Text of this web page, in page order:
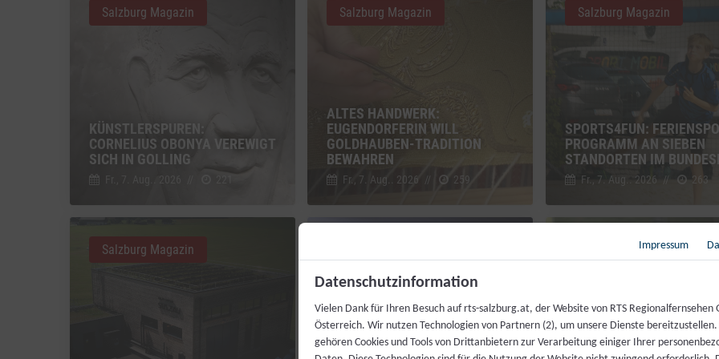
KÜNSTLERSPUREN:
CORNELIUS OBONYA VEREWIGT
SICH IN GOLLING
Salzburg Magazin
ALTES HANDWERK:
EUGENDORFERIN WILL
GOLDHAUBEN-TRADITION
BEWAHREN
Fr., 7. Aug.. 2026 // 259
Salzburg Magazin
SPORTS4FUN:
PROGRAMM AN SIEBEN
STANDORTEN IM
Fr., 7. Aug.. 2026 // 263
Salzburg Magazin
Salzburg Magazin Salzburg Magazin
Impressum
Datenschutzinformation
Vielen Dank für Ihren Besuch auf rts-salzburg.at, der Website von RTS Regionalfernsehen
Österreich. Wir nutzen Technologien von Partnern (2), um unsere Dienste bereitzustellen.
gehören Cookies und Tools von Drittanbietern zur Verarbeitung einiger Ihrer